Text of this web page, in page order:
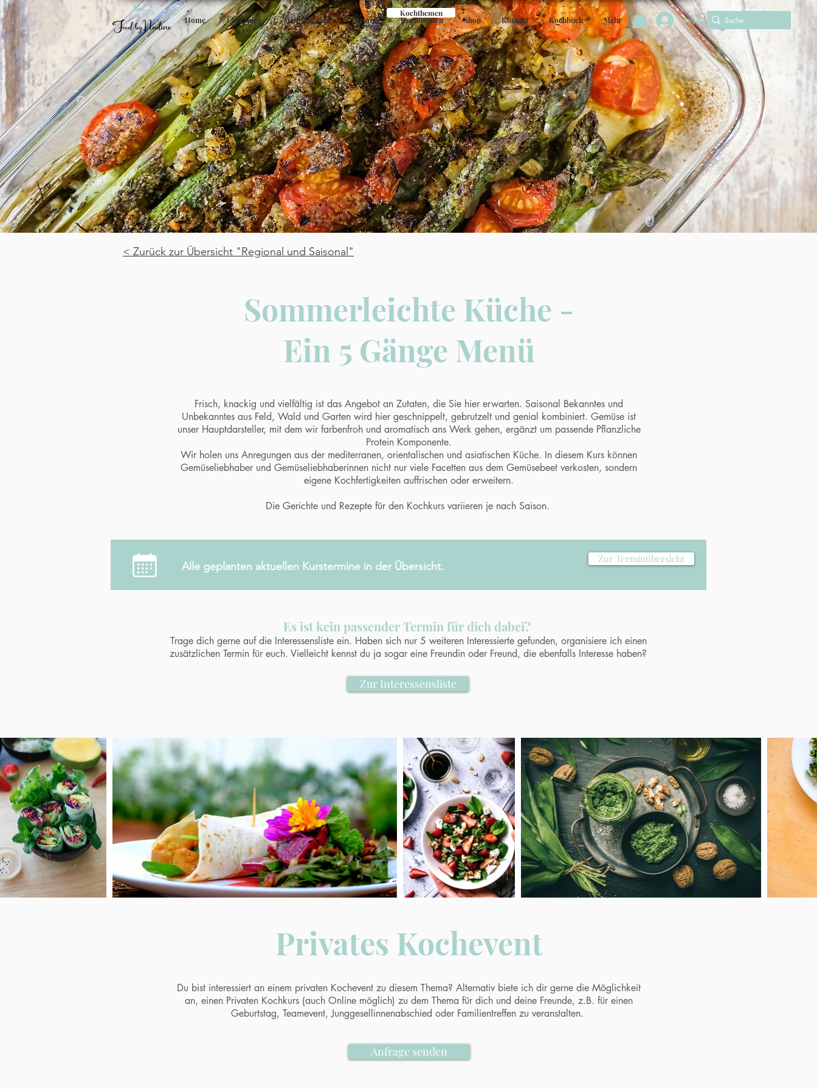
Home Über mich Mein Angebot Termine Kochthemen Shop Kontakt Kochbuch Mehr
Kochthemen
Login
< Zurück zur Übersicht "Regional und Saisonal"
Sommerleichte Küche -
Ein 5 Gänge Menü
Frisch, knackig und vielfältig ist das Angebot an Zutaten, die Sie hier erwarten. Saisonal Bekanntes und
Unbekanntes aus Feld, Wald und Garten wird hier geschnippelt, gebrutzelt und genial kombiniert. Gemüse ist
unser Hauptdarsteller, mit dem wir farbenfroh und aromatisch ans Werk gehen, ergänzt um passende Pflanzliche
Protein Komponente.
Wir holen uns Anregungen aus der mediterranen, orientalischen und asiatischen Küche. In diesem Kurs können
Gemüseliebhaber und Gemüseliebhaberinnen nicht nur viele Facetten aus dem Gemüsebeet verkosten, sondern
eigene Kochfertigkeiten auffrischen oder erweitern.
Die Gerichte und Rezepte für den Kochkurs variieren je nach Saison.
Alle geplanten aktuellen Kurstermine in der Übersicht.
Zur Terminübersicht
Es ist kein passender Termin für dich dabei?
Trage dich gerne auf die Interessensliste ein. Haben sich nur 5 weiteren Interessierte gefunden, organisiere ich einen
zusätzlichen Termin für euch. Vielleicht kennst du ja sogar eine Freundin oder Freund, die ebenfalls Interesse haben?
Zur Interessensliste
Privates Kochevent
Du bist interessiert an einem privaten Kochevent zu diesem Thema? Alternativ biete ich dir gerne die Möglichkeit
an, einen Privaten Kochkurs (auch Online möglich) zu dem Thema für dich und deine Freunde, z.B. für einen
Geburtstag, Teamevent, Junggesellinnenabschied oder Familientreffen zu veranstalten.
Anfrage senden